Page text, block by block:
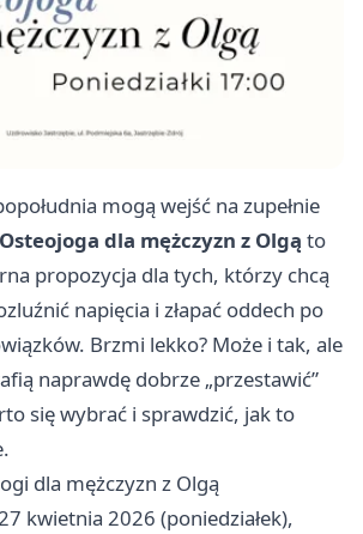
mogą wejść na zupełnie
Osteojoga dla mężczyzn z Olgą to
propozycja dla tych, którzy chcą
napięcia i złapać oddech po
Brzmi lekko? Może i tak, ale
naprawdę dobrze „przestawić”
się wybrać i sprawdzić, jak to
dla mężczyzn z Olgą
kwietnia 2026 (poniedziałek),